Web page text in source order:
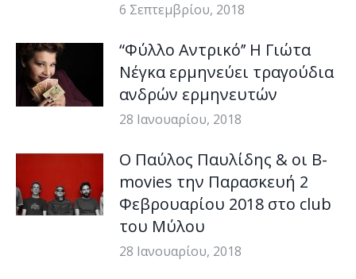
6 Σεπτεμβρίου, 2018
“Φύλλο Aντρικό’’ Η Γιώτα
Νέγκα ερμηνεύει τραγούδια
ανδρών ερμηνευτών
28 Ιανουαρίου, 2018
Ο Παύλος Παυλίδης & οι B-
movies την Παρασκευή 2
Φεβρουαρίου 2018 στο club
του Μύλου
28 Ιανουαρίου, 2018